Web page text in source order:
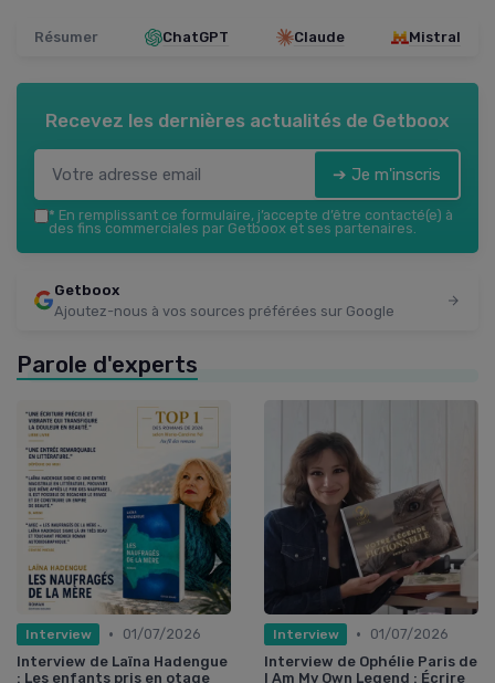
Résumer ChatGPT Claude Mistral
Recevez les dernières actualités de Getboox
➔ Je m'inscris
* En remplissant ce formulaire, j’accepte d’être contacté(e) à
des fins commerciales par Getboox et ses partenaires.
Getboox
Ajoutez-nous à vos sources préférées sur Google
Parole d'experts
Interview •
01/07/2026
Interview de Laïna Hadengue
: Les enfants pris en otage
Interview •
01/07/2026
Interview de Ophélie Paris de
I Am My Own Legend : Écrire